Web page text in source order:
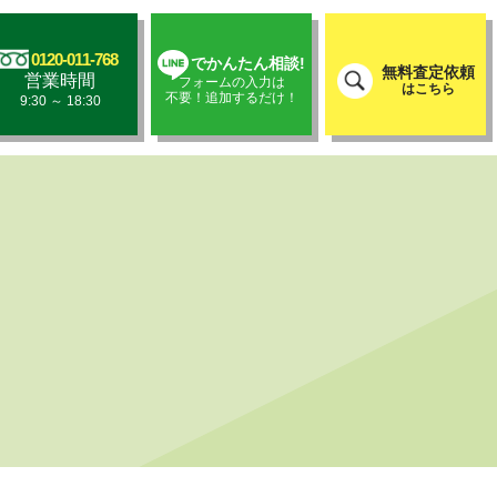
0120-011-768
営業時間
9:30 ～ 18:30
でかんたん相談!
フォームの入力は
不要！追加するだけ！
無料査定依頼
はこちら